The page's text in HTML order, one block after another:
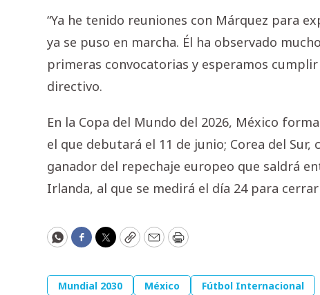
“Ya he tenido reuniones con Márquez para
ya se puso en marcha. Él ha observado
primeras convocatorias y esperamos
directivo.
En la Copa del Mundo del 2026, México
el que debutará el 11 de junio; Corea del
ganador del repechaje europeo que saldrá
Irlanda, al que se medirá el día 24 para
WhatsApp
Facebook
Twitter
CopyEmailPrint
Mundial 2030 México Fútbol Internacional